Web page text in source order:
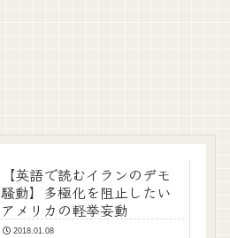
【英語で読むイランのデモ
騒動】多極化を阻止したい
アメリカの軽挙妄動
2018.01.08